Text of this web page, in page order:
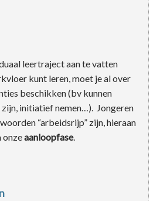
leertraject aan te vatten
kunt leren, moet je al over
beschikken (bv kunnen
initiatief nemen…). Jongeren
“arbeidsrijp” zijn, hieraan
onzeaanloopfase.